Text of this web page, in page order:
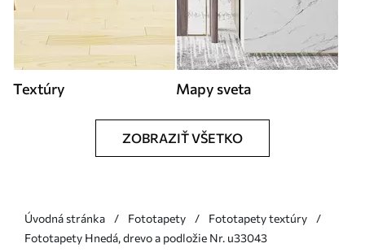
Textúry Mapy sveta
ZOBRAZIŤ VŠETKO
Úvodná stránka Fototapety
Fototapety textúry
Fototapety Hnedá, drevo a podložie Nr. u33043